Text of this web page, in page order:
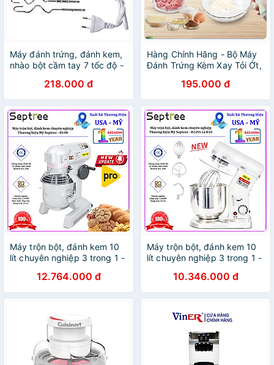
Máy đánh trứng, đánh kem,
nhào bột cầm tay 7 tốc độ -
218.000 đ
Hàng Chính Hãng - Bộ Máy
Đánh Trứng Kèm Xay Tỏi Ớt,
Cầm Tay Không Dây Đa
Năng Tiện Dụng 3 Trong 1
195.000 đ
Máy trộn bột, đánh kem 10
lít chuyên nghiệp 3 trong 1 -
hiệu Mỹ cao cấp Septree -
B10B. HÀNG CHÍNH HÃNG
12.764.000 đ
Máy trộn bột, đánh kem 10
lít chuyên nghiệp 3 trong 1 -
hiệu Mỹ cao cấp Septree -
B10SS và B10. Hàng chính
hãng
10.346.000 đ